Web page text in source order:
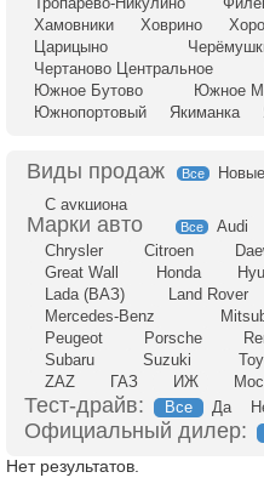
Хамовники
Ховрино
Царицыно
Чертаново Центральное
Южное Бутово
Южное
Южнопортовый
Якиманка
Все Новые
С аукциона
Все Audi
Chrysler
Citroen
Great Wall
Honda
Lada (ВАЗ)
Land Rover
Mercedes-Benz
Peugeot
Porsche
Subaru
Suzuki
ZAZ
ГАЗ ИЖ
Тест-драйв: Все Да
Официальный дилер:
Нет результатов.